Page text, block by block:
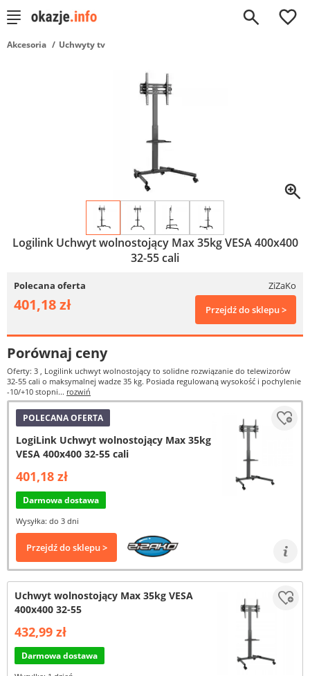
0
Akcesoria Uchwyty tv
Logilink Uchwyt wolnostojący Max 35kg VESA 400x400
32-55 cali
Polecana oferta ZiZaKo
401,18 zł Przejdź do sklepu >
Porównaj ceny
Oferty: 3 , Logilink uchwyt wolnostojący to solidne rozwiązanie do telewizorów
32-55 cali o maksymalnej wadze 35 kg. Posiada regulowaną wysokość i pochylenie
-10/+10 stopni... rozwiń
POLECANA OFERTA
LogiLink Uchwyt wolnostojący Max 35kg
VESA 400x400 32-55 cali
401,18 zł
Darmowa dostawa
Wysyłka: do 3 dni
Przejdź do sklepu >
Uchwyt wolnostojący Max 35kg VESA
400x400 32-55
432,99 zł
Darmowa dostawa